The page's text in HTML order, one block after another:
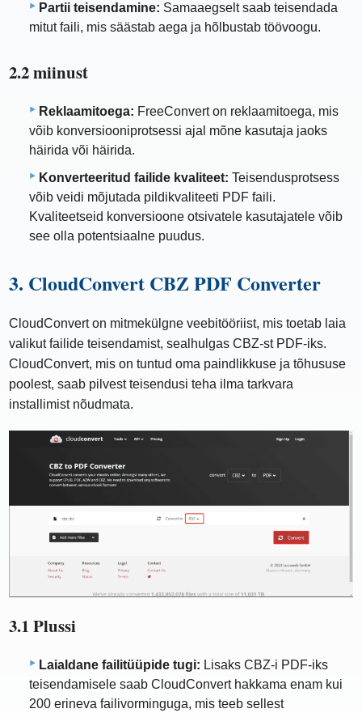
Partii teisendamine: Samaaegselt saab teisendada
mitut faili, mis säästab aega ja hõlbustab töövoogu.
2.2 miinust
Reklaamitoega: FreeConvert on reklaamitoega, mis
võib konversiooniprotsessi ajal mõne kasutaja jaoks
häirida või häirida.
Konverteeritud failide kvaliteet: Teisendusprotsess
võib veidi mõjutada pildikvaliteeti PDF faili.
Kvaliteetseid konversioone otsivatele kasutajatele võib
see olla potentsiaalne puudus.
3. CloudConvert CBZ PDF Converter
CloudConvert on mitmekülgne veebitööriist, mis toetab laia
valikut failide teisendamist, sealhulgas CBZ-st PDF-iks.
CloudConvert, mis on tuntud oma paindlikkuse ja tõhususe
poolest, saab pilvest teisendusi teha ilma tarkvara
installimist nõudmata.
3.1 Plussi
Laialdane failitüüpide tugi: Lisaks CBZ-i PDF-iks
teisendamisele saab CloudConvert hakkama enam kui
200 erineva failivorminguga, mis teeb sellest